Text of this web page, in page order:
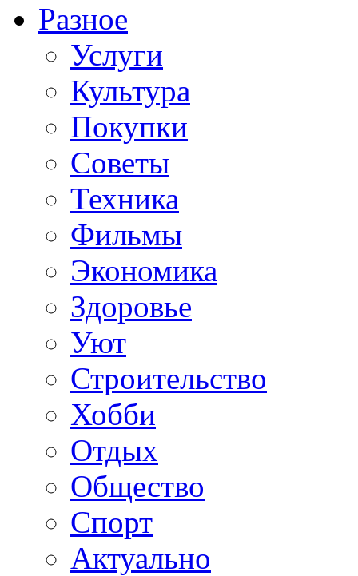
Разное
Услуги
Культура
Покупки
Советы
Техника
Фильмы
Экономика
Здоровье
Уют
Строительство
Хобби
Отдых
Общество
Спорт
Актуально